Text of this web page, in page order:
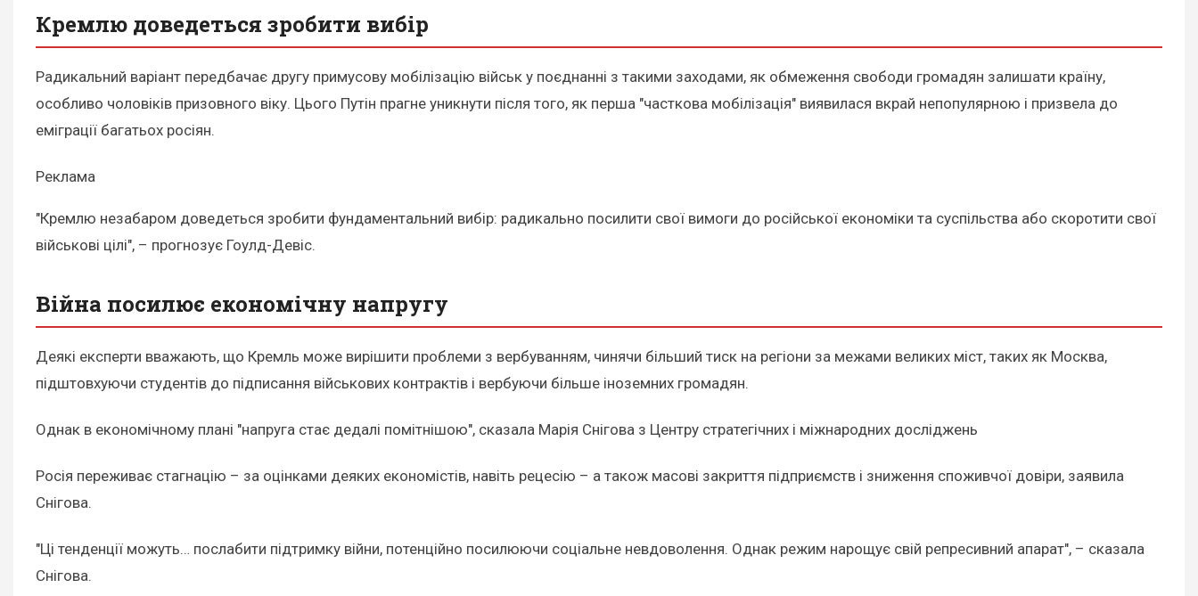
Кремлю доведеться зробити вибір
Радикальний варіант передбачає другу примусову мобілізацію військ у поєднанні з такими заходами, як обмеження свободи громадян залишати країну,
особливо чоловіків призовного віку. Цього Путін прагне уникнути після того, як перша "часткова мобілізація" виявилася вкрай непопулярною і призвела до
еміграції багатьох росіян.
Реклама
"Кремлю незабаром доведеться зробити фундаментальний вибір: радикально посилити свої вимоги до російської економіки та суспільства або скоротити свої
військові цілі", – прогнозує Гоулд-Девіс.
Війна посилює економічну напругу
Деякі експерти вважають, що Кремль може вирішити проблеми з вербуванням, чинячи більший тиск на регіони за межами великих міст, таких як Москва,
підштовхуючи студентів до підписання військових контрактів і вербуючи більше іноземних громадян.
Однак в економічному плані "напруга стає дедалі помітнішою", сказала Марія Снігова з Центру стратегічних і міжнародних досліджень
Росія переживає стагнацію – за оцінками деяких економістів, навіть рецесію – а також масові закриття підприємств і зниження споживчої довіри, заявила
Снігова.
"Ці тенденції можуть… послабити підтримку війни, потенційно посилюючи соціальне невдоволення. Однак режим нарощує свій репресивний апарат", – сказала
Снігова.